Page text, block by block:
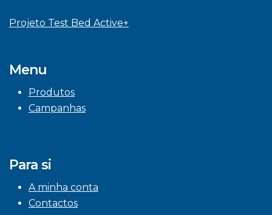
Projeto Test Bed Active+
Menu
Produtos
Campanhas
Para si
A minha conta
Contactos